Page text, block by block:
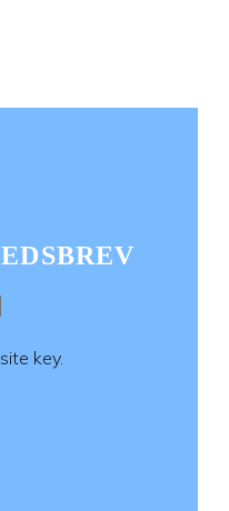
key.